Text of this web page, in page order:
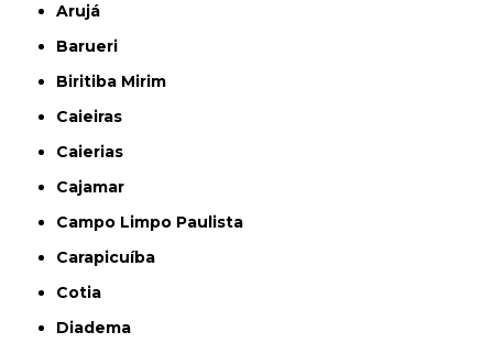
Arujá
Barueri
Biritiba Mirim
Caieiras
Caierias
Cajamar
Campo Limpo Paulista
Carapicuíba
Cotia
Diadema